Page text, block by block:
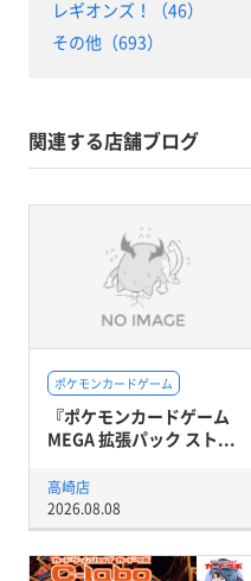
レギオンズ！（46）
その他（693）
関連する店舗ブログ
ポケモンカードゲーム
『ポケモンカードゲーム
MEGA 拡張パック スト...
高崎店
2026.08.08